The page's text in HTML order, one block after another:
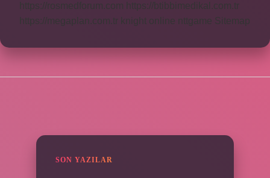
https://rosmedforum.com https://btibbimedikal.com.tr
https://megaplan.com.tr knight online nttgame Sitemap
SON YAZILAR